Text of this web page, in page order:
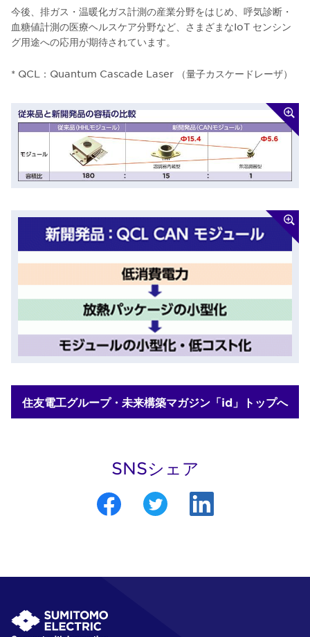
今後、排ガス・温暖化ガス計測の産業分野をはじめ、呼気診断・
血糖値計測の医療ヘルスケア分野など、さまざまなIoT センシン
グ用途への応用が期待されています。
* QCL：Quantum Cascade Laser （量子カスケードレーザ）
住友電工グループ・未来構築マガジン「id」トップへ
SNSシェア